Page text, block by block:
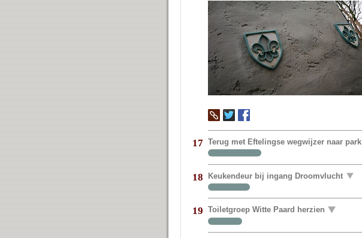
17 Terug met Eftelingse wegwijzer naar park
18 Keukendeur bij ingang Droomvlucht
19 Toiletgroep Witte Paard herzien